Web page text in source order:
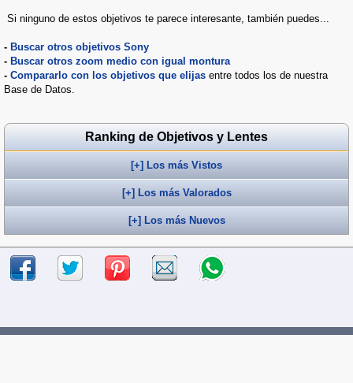
Si ninguno de estos objetivos te parece interesante, también puedes...
- Buscar otros objetivos Sony
- Buscar otros zoom medio con igual montura
- Compararlo con los objetivos que elijas entre todos los de nuestra
Base de Datos.
Ranking de Objetivos y Lentes
[+] Los más Vistos
[+] Los más Valorados
[+] Los más Nuevos